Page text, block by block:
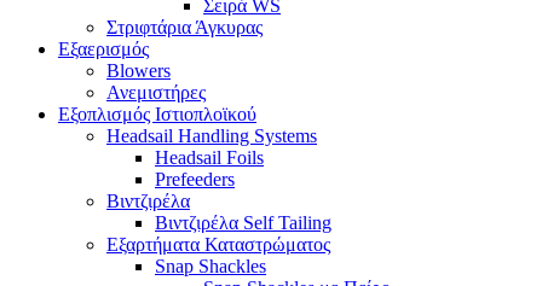
Σειρά WS
Στριφτάρια Άγκυρας
Εξαερισμός
Blowers
Ανεμιστήρες
Εξοπλισμός Ιστιοπλοϊκού
Headsail Handling Systems
Headsail Foils
Prefeeders
Βιντζιρέλα
Βιντζιρέλα Self Tailing
Εξαρτήματα Καταστρώματος
Snap Shackles